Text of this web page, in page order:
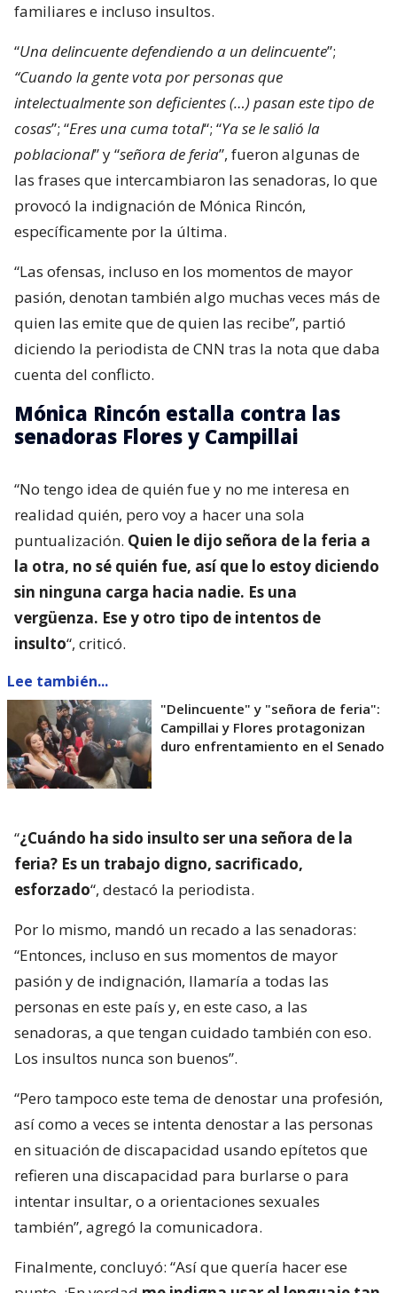
familiares e incluso insultos.
“Una delincuente defendiendo a un delincuente”;
“Cuando la gente vota por personas que
intelectualmente son deficientes (…) pasan este tipo de
cosas”; “Eres una cuma total“; “Ya se le salió la
poblacional” y “señora de feria”, fueron algunas de
las frases que intercambiaron las senadoras, lo que
provocó la indignación de Mónica Rincón,
específicamente por la última.
“Las ofensas, incluso en los momentos de mayor
pasión, denotan también algo muchas veces más de
quien las emite que de quien las recibe”, partió
diciendo la periodista de CNN tras la nota que daba
cuenta del conflicto.
Mónica Rincón estalla contra las
senadoras Flores y Campillai
“No tengo idea de quién fue y no me interesa en
realidad quién, pero voy a hacer una sola
puntualización. Quien le dijo señora de la feria a
la otra, no sé quién fue, así que lo estoy diciendo
sin ninguna carga hacia nadie. Es una
vergüenza. Ese y otro tipo de intentos de
insulto“, criticó.
Lee también...
"Delincuente" y "señora de feria":
Campillai y Flores protagonizan
duro enfrentamiento en el Senado
“¿Cuándo ha sido insulto ser una señora de la
feria? Es un trabajo digno, sacrificado,
esforzado“, destacó la periodista.
Por lo mismo, mandó un recado a las senadoras:
“Entonces, incluso en sus momentos de mayor
pasión y de indignación, llamaría a todas las
personas en este país y, en este caso, a las
senadoras, a que tengan cuidado también con eso.
Los insultos nunca son buenos”.
“Pero tampoco este tema de denostar una profesión,
así como a veces se intenta denostar a las personas
en situación de discapacidad usando epítetos que
refieren una discapacidad para burlarse o para
intentar insultar, o a orientaciones sexuales
también”, agregó la comunicadora.
Finalmente, concluyó: “Así que quería hacer ese